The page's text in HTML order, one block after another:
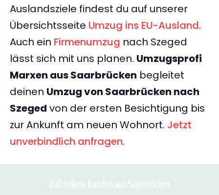
Auslandsziele findest du auf unserer
Übersichtsseite Umzug ins EU-Ausland.
Auch ein Firmenumzug nach Szeged
lässt sich mit uns planen. Umzugsprofi
Marxen aus Saarbrücken begleitet
deinen Umzug von Saarbrücken nach
Szeged von der ersten Besichtigung bis
zur Ankunft am neuen Wohnort. Jetzt
unverbindlich anfragen.
Zufriedene Kunden aus Saarbrücken